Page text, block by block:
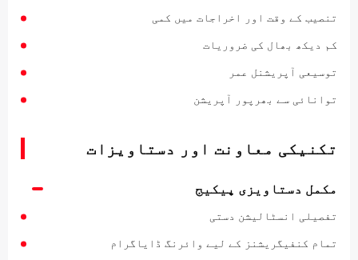
تنصیب کے وقت اور اخراجات میں کمی
کم دیکھ بھال کی ضروریات
توسیعی آپریشنل عمر
توانائی سے بھرپور آپریشن
تکنیکی معاونت اور دستاویزات
مکمل دستاویزی پیکیج
تفصیلی انسٹالیشن دستی
تمام کنفیگریشنز کے لیے وائرنگ ڈایاگرام